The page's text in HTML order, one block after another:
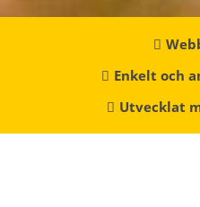
Enkelt och
Utvecklat